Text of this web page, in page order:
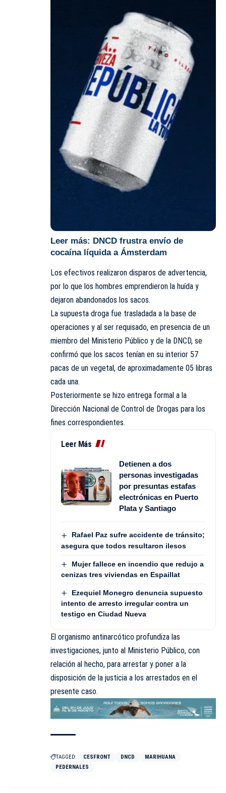
Leer más: DNCD frustra envío de
cocaína líquida a Ámsterdam
Los efectivos realizaron disparos de advertencia,
por lo que los hombres emprendieron la huída y
dejaron abandonados los sacos.
La supuesta droga fue trasladada a la base de
operaciones y al ser requisado, en presencia de un
miembro del Ministerio Público y de la DNCD, se
confirmó que los sacos tenían en su interior 57
pacas de un vegetal, de aproximadamente 05 libras
cada una.
Posteriormente se hizo entrega formal a la
Dirección Nacional de Control de Drogas para los
fines correspondientes.
Leer Más
Detienen a dos
personas investigadas
por presuntas estafas
electrónicas en Puerto
Plata y Santiago
Rafael Paz sufre accidente de tránsito;
asegura que todos resultaron ilesos
Mujer fallece en incendio que redujo a
cenizas tres viviendas en Espaillat
Ezequiel Monegro denuncia supuesto
intento de arresto irregular contra un
testigo en Ciudad Nueva
El organismo antinarcótico profundiza las
investigaciones, junto al Ministerio Público, con
relación al hecho, para arrestar y poner a la
disposición de la justicia a los arrestados en el
presente caso.
TAGGED: CESFRONT DNCD
MARIHUANA
PEDERNALES